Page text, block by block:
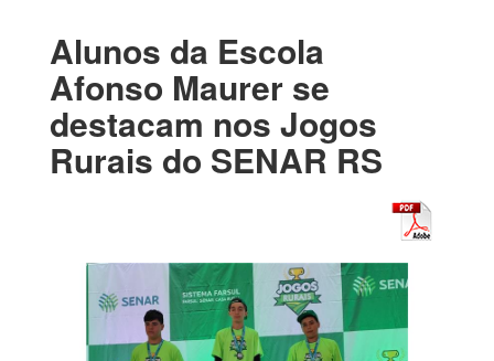
Alunos da Escola
Afonso Maurer se
destacam nos Jogos
Rurais do SENAR RS